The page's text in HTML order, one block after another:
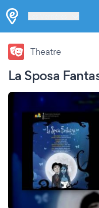
La Sposa
Theatre